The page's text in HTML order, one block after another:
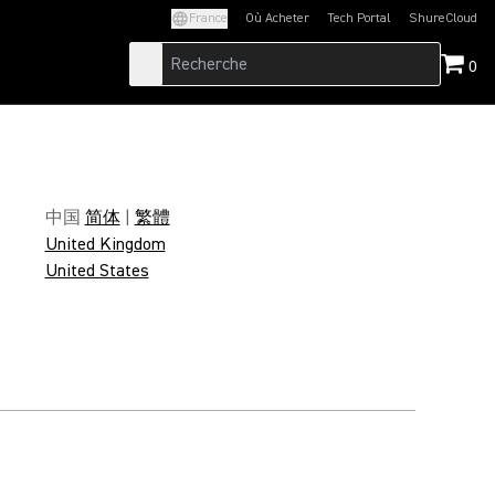
France Où Acheter Tech Portal
(Opens in a new tab)ShureCloud
(Opens in a new
0
中国 简体| 繁體
United Kingdom
United States